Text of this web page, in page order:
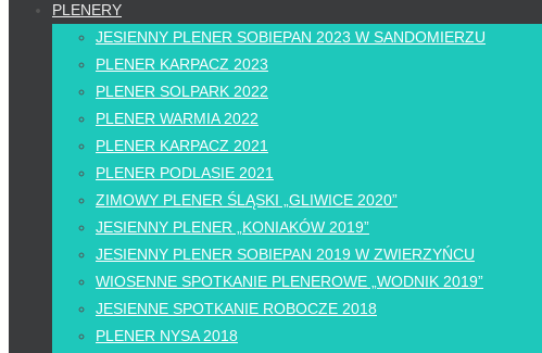
PLENERY
JESIENNY PLENER SOBIEPAN 2023 W SANDOMIERZU
PLENER KARPACZ 2023
PLENER SOLPARK 2022
PLENER WARMIA 2022
PLENER KARPACZ 2021
PLENER PODLASIE 2021
ZIMOWY PLENER ŚLĄSKI „GLIWICE 2020”
JESIENNY PLENER „KONIAKÓW 2019”
JESIENNY PLENER SOBIEPAN 2019 W ZWIERZYŃCU
WIOSENNE SPOTKANIE PLENEROWE „WODNIK 2019”
JESIENNE SPOTKANIE ROBOCZE 2018
PLENER NYSA 2018